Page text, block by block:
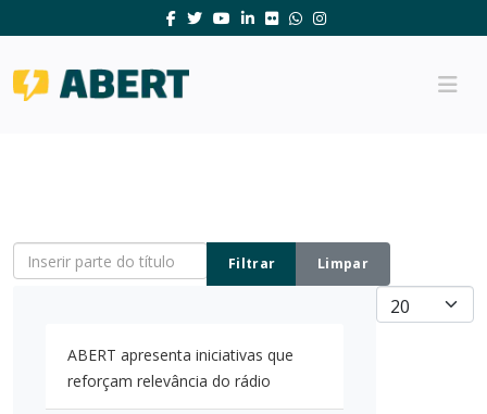
Inserir parte do título Filtrar Limpar
Mostrar #
ABERT apresenta iniciativas que
reforçam relevância do rádio